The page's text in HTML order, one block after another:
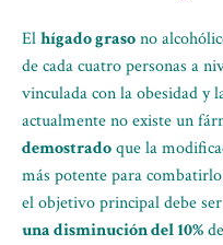
Elhígado grasono
de cada cuatro personas a
vinculada con la obesidad y
actualmente no existe un
demostradoque la
más potente para
el objetivo principal debe
una disminución del 10%